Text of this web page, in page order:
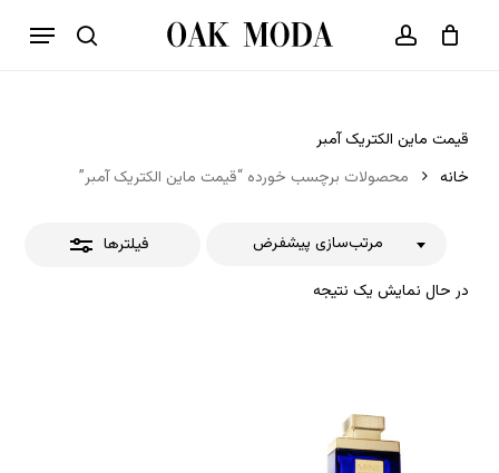
جستجو حساب کاربری
فهرست
سبد خرید بستن
قیمت ماین الکتریک آمبر
خانه
محصولات برچسب خورده “قیمت ماین الکتریک آمبر”
فیلترها
در حال نمایش یک نتیجه
مرتب‌سازی پیشفرض
بستن